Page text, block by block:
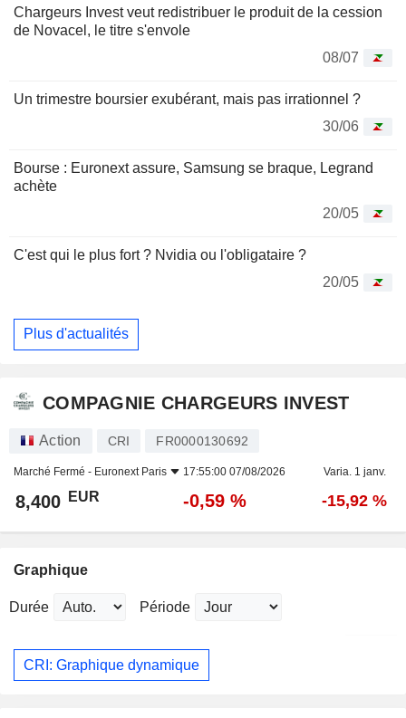
Chargeurs Invest veut redistribuer le produit de la cession
de Novacel, le titre s'envole
08/07
Un trimestre boursier exubérant, mais pas irrationnel ?
30/06
Bourse : Euronext assure, Samsung se braque, Legrand
achète
20/05
C'est qui le plus fort ? Nvidia ou l'obligataire ?
20/05
Plus d'actualités
COMPAGNIE CHARGEURS INVEST
Action CRI FR0000130692
Marché Fermé - Euronext Paris 17:55:00 07/08/2026 Varia. 1 janv.
8,400 EUR -0,59 % -15,92 %
Graphique
Durée Période
CRI: Graphique dynamique